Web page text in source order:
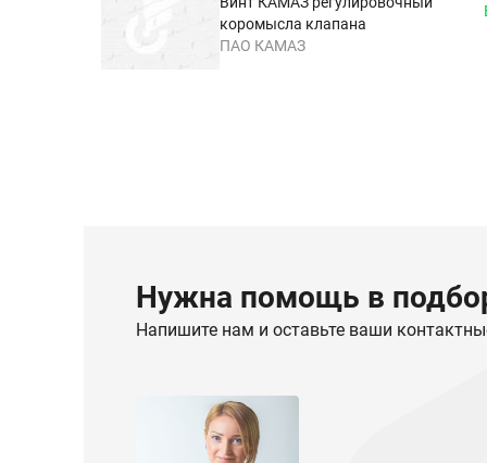
коромысла клапана
ПАО КАМАЗ
Нужна помощь в
Напишите нам и оставьте ваши